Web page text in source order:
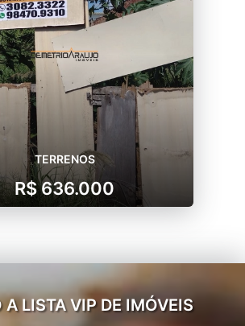
TERRENOS
R$ 636.000
A LISTA VIP DE IMÓVEIS